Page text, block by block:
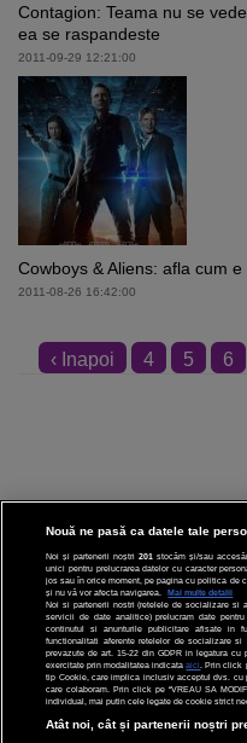
Contagion: Teama nu se vede,
ea se raspandeste
2011-09-29 12:21:00
Cowboys & Aliens: afla cum e
2011-08-26 16:42:00
‹ Inapoi 4 5 6
CINEMA
DIVERTISMENT
STIRI
TEHNOLOGIE
Nouă ne pasă ca datele tale
Noi și partenerii noștri 201 stocăm și/sau
unici pentru prelucrarea datelor cu caracter
jos sau în orice moment, pe pagina cu politica de
și nu vă vor afecta navigarea.
Mai multe detalii
Noi si partenerii nostri (retelele de socializare si
servicii de date analitice) prelucram date
continutul si anunturile publicitare afisate in
functionalitati aferente retelelor de socializare
prevazute de art. 15-22 din GDPR in legatura cu
exercitate prin modalitatea indicataaici . Prin click
tip Cookie, care implica inclusiv acceptul dvs. cu
care colaboram. Prin click pe “VREAU SA
individual, mai putin cele legate de cookie strict
Atât noi, cât și partenerii noștri